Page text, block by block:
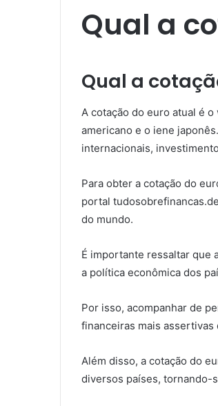
Qual a
Qual a
A cotação do euro atual é
americano e o iene
internacionais,
Para obter a cotação do
portal
do mundo.
É importante ressaltar que
a política econômica dos
Por isso, acompanhar de
financeiras mais
Além disso, a cotação do
diversos países, tornando-